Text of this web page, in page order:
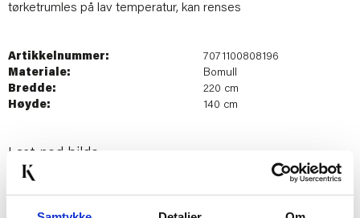
tørketrumles på lav temperatur, kan renses
Artikkelnummer:
7071100808196
Materiale:
Bomull
Bredde:
220 cm
Høyde:
140 cm
Last ned bilde